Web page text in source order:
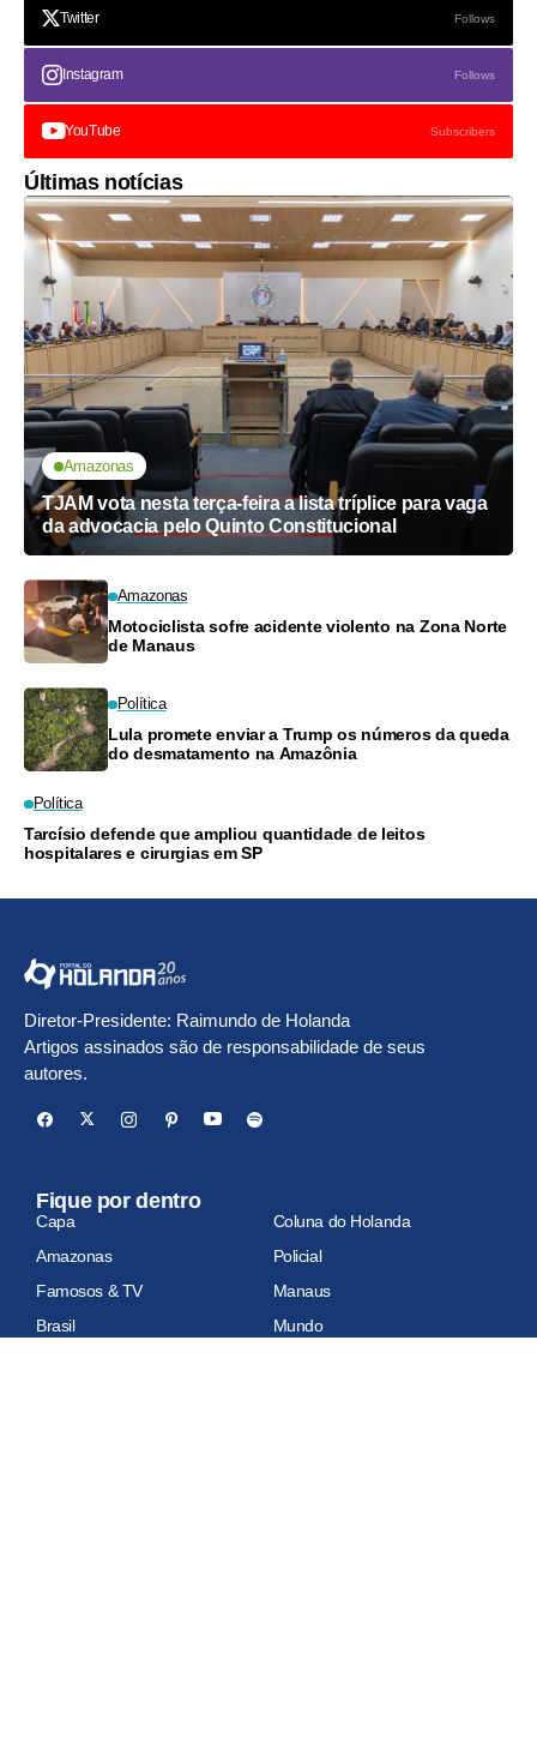
Twitter Follows
Instagram Follows
YouTube Subscribers
Últimas notícias
Amazonas
TJAM vota nesta terça-feira a lista tríplice para vaga
da advocacia pelo Quinto Constitucional
Amazonas
Motociclista sofre acidente violento na Zona Norte
de Manaus
Política
Lula promete enviar a Trump os números da queda
do desmatamento na Amazônia
Política
Tarcísio defende que ampliou quantidade de leitos
hospitalares e cirurgias em SP
Diretor-Presidente: Raimundo de Holanda
Artigos assinados são de responsabilidade de seus
autores.
Fique por dentro
Capa
Coluna do Holanda
Amazonas
Policial
Famosos & TV
Manaus
Brasil
Mundo